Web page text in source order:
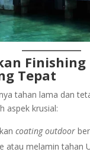
Finishing
Tepat
tahan lama dan
aspek krusial:
coating outdoor
atau melamin tahan